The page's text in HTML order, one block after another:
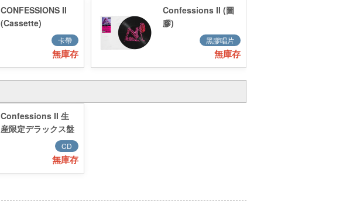
CONFESSIONS II
(Cassette)
卡帶
無庫存
Confessions II (圖
膠)
黑膠唱片
無庫存
Confessions II 生
産限定デラックス盤
CD
無庫存